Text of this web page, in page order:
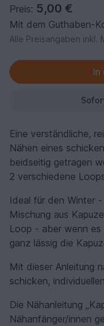
Preis: 5,00 €
Mit dem Guthaben-
Alle Preisangaben inkl.
Eine verständliche,
Nähen eines
beidseitig getragen
2 verschiedene
Ideal für den Winter
Mischung aus
Loop - aber wenn
ganz lässig die
Mit dieser Anleitung
schicken,
Die Nähanleitung
Nähanfänger/innen